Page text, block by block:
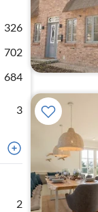
326
702
684
3
2